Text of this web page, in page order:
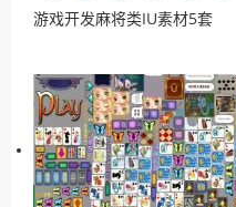
游戏开发麻将类IU素材5套